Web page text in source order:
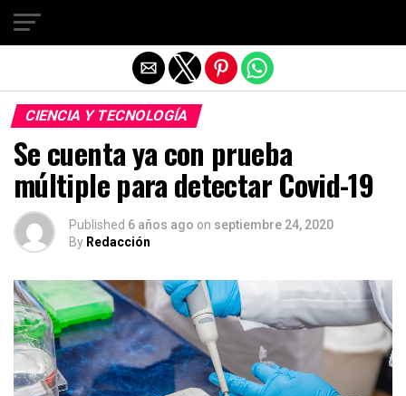
CIENCIA Y TECNOLOGÍA
Se cuenta ya con prueba
múltiple para detectar Covid-19
Published 6 años ago on septiembre 24, 2020
By Redacción